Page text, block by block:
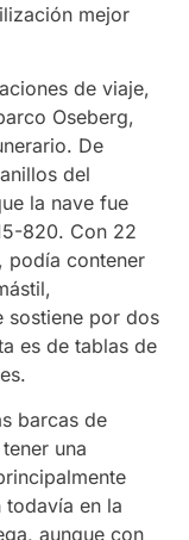
mejor
de viaje,
Oseberg,
De
del
la nave fue
820. Con 22
podía contener
sostiene por dos
es de tablas de
barcas de
una
todavía en la
aunque con